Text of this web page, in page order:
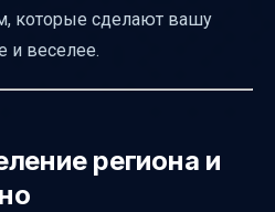
которые сделают вашу
и веселее.
региона и